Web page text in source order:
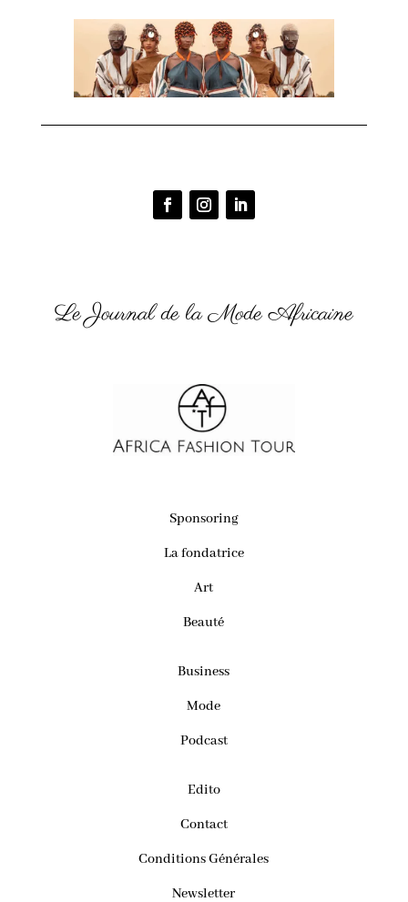
Le Journal de la Mode Africaine
Sponsoring
La fondatrice
Art
Beauté
Business
Mode
Podcast
Edito
Contact
Conditions Générales
Newsletter